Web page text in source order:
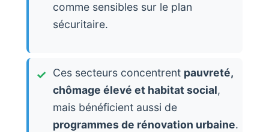
comme sensibles sur le plan
sécuritaire.
Ces secteurs concentrent pauvreté,
chômage élevé et habitat social,
mais bénéficient aussi de
programmes de rénovation urbaine.